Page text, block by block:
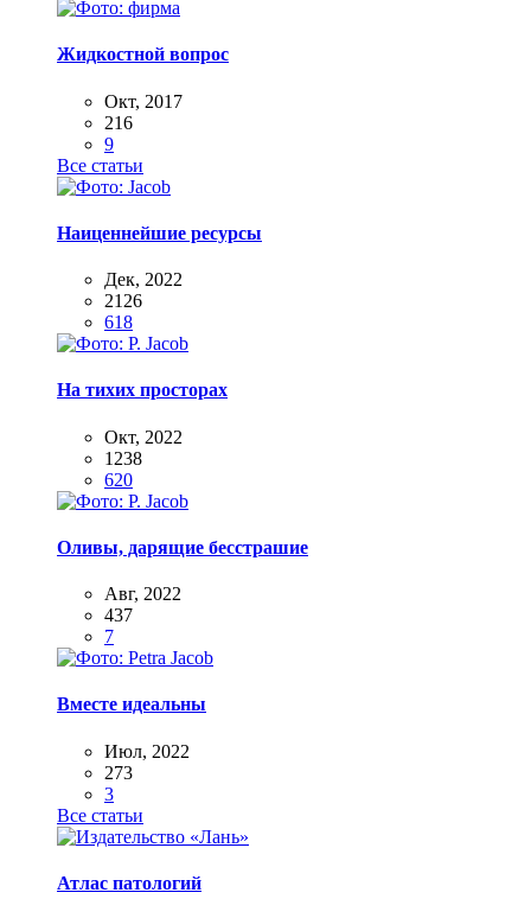
Жидкостной вопрос
Окт, 2017
216
9
Все статьи
Наиценнейшие ресурсы
Дек, 2022
2126
618
На тихих просторах
Окт, 2022
1238
620
Оливы, дарящие бесстрашие
Авг, 2022
437
7
Вместе идеальны
Июл, 2022
273
3
Все статьи
Атлас патологий